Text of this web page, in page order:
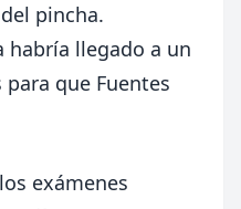
pincha.
habría llegado a un
para que Fuentes
exámenes